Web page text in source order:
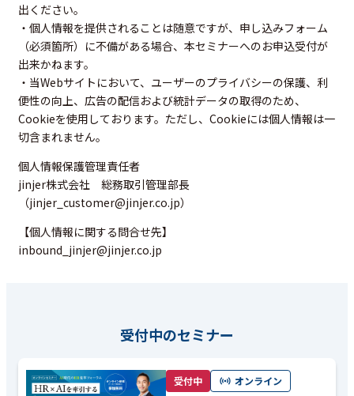
出ください。
・個人情報を提供されることは随意ですが、申し込みフォーム
（必須箇所）に不備がある場合、本セミナーへのお申込受付が
出来かねます。
・当Webサイトにおいて、ユーザーのプライバシーの保護、利
便性の向上、広告の配信および統計データの取得のため、
Cookieを使用しております。ただし、Cookieには個人情報は一
切含まれません。
個人情報保護管理責任者
jinjer株式会社 総務取引管理部長
（jinjer_customer@jinjer.co.jp）
【個人情報に関する問合せ先】
inbound_jinjer@jinjer.co.jp
受付中のセミナー
受付中 オンライン